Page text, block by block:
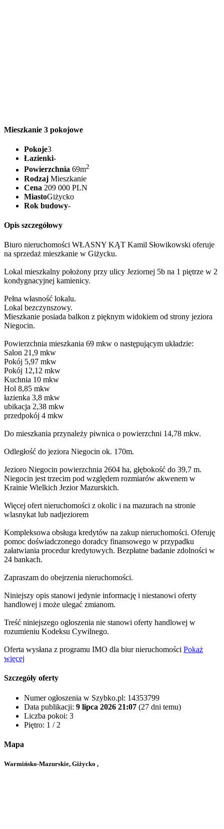
Mieszkanie 3 pokojowe
Pokoje3
Łazienki-
Powierzchnia 69m2
Rodzaj Mieszkanie
Cena 209 000 PLN
MiastoGiżycko
Rok budowy-
Opis szczegółowy
Biuro nieruchomości WŁASNY KĄT Kamil Słowikowski oferuje
na sprzedaż mieszkanie w Giżycku.
Lokal mieszkalny położony przy ulicy Jeziornej 5b na 1 piętrze w 2
kondygnacyjnej kamienicy.
Pełna własność lokalu.
Lokal bezczynszowy.
Mieszkanie posiada balkon z pięknym widokiem od strony jeziora
Niegocin.
Powierzchnia mieszkania 69 mkw o następującym układzie:
Salon 21,9 mkw
Pokój 5,97 mkw
Pokój 12,12 mkw
Kuchnia 10 mkw
Hol 8,85 mkw
łazienka 3,8 mkw
ubikacja 2,38 mkw
przedpokój 4 mkw
Do mieszkania przynależy piwnica o powierzchni 14,78 mkw.
Odległość do jeziora Niegocin ok. 170m.
Jezioro Niegocin powierzchnia 2604 ha, głębokość do 39,7 m.
Niegocin jest trzecim pod względem rozmiarów akwenem w
Krainie Wielkich Jezior Mazurskich.
Więcej ofert nieruchomości z okolic i na mazurach na stronie
wlasnykat lub nadjeziorem
Kompleksowa obsługa kredytów na zakup nieruchomości. Oferuję
pomoc doświadczonego doradcy finansowego w przypadku
załatwiania procedur kredytowych. Bezpłatne badanie zdolności w
24 bankach.
Zapraszam do obejrzenia nieruchomości.
Niniejszy opis stanowi jedynie informację i niestanowi oferty
handlowej i może ulegać zmianom.
Treść niniejszego ogłoszenia nie stanowi oferty handlowej w
rozumieniu Kodeksu Cywilnego.
Oferta wysłana z programu IMO dla biur nieruchomości Pokaż
więcej
Szczegóły oferty
Numer ogłoszenia w Szybko.pl: 14353799
Data publikacji: 9 lipca 2026 21:07 (27 dni temu)
Liczba pokoi: 3
Piętro: 1 / 2
Mapa
Warmińsko-Mazurskie, Giżycko ,